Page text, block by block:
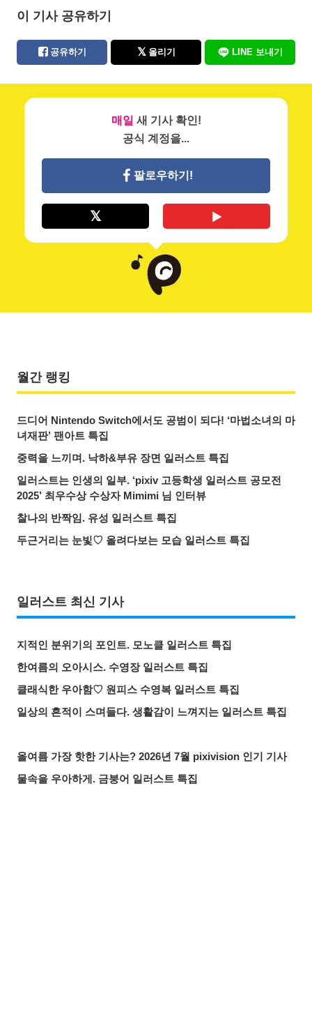
이 기사 공유하기
공유하기 올리기 LINE 보내기
매일 새 기사 확인!
공식 계정을...
팔로우하기!
월간 랭킹
드디어 Nintendo Switch에서도 공범이 되다! ‘마법소녀의 마
녀재판’ 팬아트 특집
중력을 느끼며. 낙하&부유 장면 일러스트 특집
일러스트는 인생의 일부. ‘pixiv 고등학생 일러스트 공모전
2025’ 최우수상 수상자 Mimimi 님 인터뷰
찰나의 반짝임. 유성 일러스트 특집
두근거리는 눈빛♡ 올려다보는 모습 일러스트 특집
일러스트 최신 기사
지적인 분위기의 포인트. 모노클 일러스트 특집
한여름의 오아시스. 수영장 일러스트 특집
클래식한 우아함♡ 원피스 수영복 일러스트 특집
일상의 흔적이 스며들다. 생활감이 느껴지는 일러스트 특집
올여름 가장 핫한 기사는? 2026년 7월 pixivision 인기 기사
물속을 우아하게. 금붕어 일러스트 특집